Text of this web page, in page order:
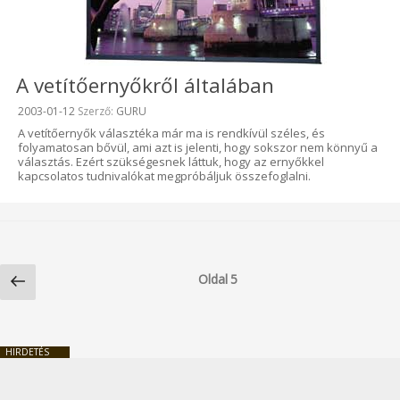
A vetítőernyőkről általában
Beküldve:
2003-01-12 Szerző: GURU
A vetítőernyők választéka már ma is rendkívül széles, és
folyamatosan bővül, ami azt is jelenti, hogy sokszor nem könnyű a
választás. Ezért szükségesnek láttuk, hogy az ernyőkkel
kapcsolatos tudnivalókat megpróbáljuk összefoglalni.
lapozása
Előző
oldal
Oldal 5
HIRDETÉS